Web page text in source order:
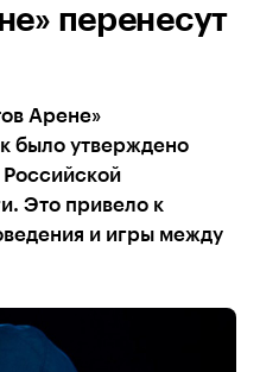
перенесут
Арене»
было утверждено
Российской
Это привело к
и игры между